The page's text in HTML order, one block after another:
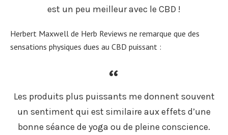
est un peu meilleur avec le CBD !
Herbert Maxwell de Herb Reviews ne remarque que des
sensations physiques dues au CBD puissant :
Les produits plus puissants me donnent souvent
un sentiment qui est similaire aux effets d’une
bonne séance de yoga ou de pleine conscience.